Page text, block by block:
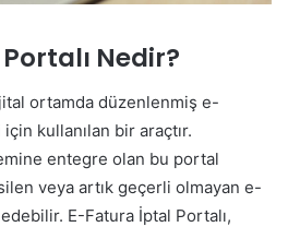
Nedir?
ortamda düzenlenmiş e-
kullanılan bir araçtır.
entegre olan bu portal
veya artık geçerli olmayan e-
E-Fatura İptal Portalı,